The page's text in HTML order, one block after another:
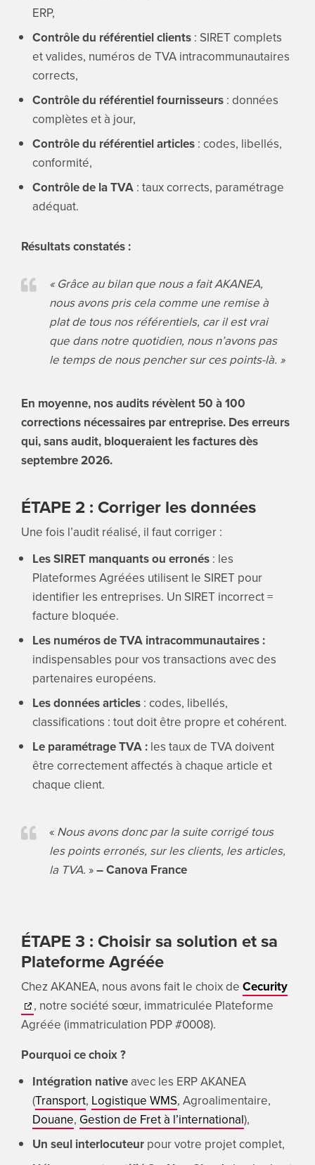
ERP,
Contrôle du référentiel clients: SIRET complets
et valides, numéros de TVA intracommunautaires
corrects,
Contrôle du référentiel fournisseurs: données
complètes et à jour,
Contrôle du référentiel articles: codes, libellés,
conformité,
Contrôle de la TVA: taux corrects, paramétrage
adéquat.
Résultats constatés :
« Grâce au bilan que nous a fait AKANEA,
nous avons pris cela comme une remise à
plat de tous nos référentiels, car il est vrai
que dans notre quotidien, nous n’avons pas
le temps de nous pencher sur ces points-là. »
En moyenne, nos audits révèlent 50 à 100
corrections nécessaires par entreprise. Des erreurs
qui, sans audit, bloqueraient les factures dès
septembre 2026.
ÉTAPE 2 : Corriger les données
Une fois l’audit réalisé, il faut corriger :
Les SIRET manquants ou erronés : les
Plateformes Agréées utilisent le SIRET pour
identifier les entreprises. Un SIRET incorrect =
facture bloquée.
Les numéros de TVA intracommunautaires :
indispensables pour vos transactions avec des
partenaires européens.
Les données articles : codes, libellés,
classifications : tout doit être propre et cohérent.
Le paramétrage TVA :les taux de TVA doivent
être correctement affectés à chaque article et
chaque client.
« Nous avons donc par la suite corrigé tous
les points erronés, sur les clients, les articles,
la TVA. »– Canova France
ÉTAPE 3 : Choisir sa solution et sa
Plateforme Agréée
Chez AKANEA, nous avons fait le choix de Cecurity
, notre société sœur, immatriculée Plateforme
Agréée (immatriculation PDP #0008).
Pourquoi ce choix ?
Intégration nativeavec les ERP AKANEA
(Transport, Logistique WMS, Agroalimentaire,
Douane, Gestion de Fret à l’international),
Un seul interlocuteurpour votre projet complet,